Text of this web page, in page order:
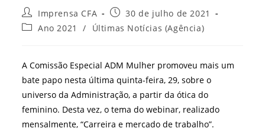
Autor
do
post:
Imprensa CFA
Post
publicado:
30 de julho de 2021
Categoria
Ano 2021 / Últimas Notícias (Agência)
A Comissão Especial ADM Mulher promoveu mais um
bate papo nesta última quinta-feira, 29, sobre o
universo da Administração, a partir da ótica do
feminino. Desta vez, o tema do webinar, realizado
mensalmente, “Carreira e mercado de trabalho”.